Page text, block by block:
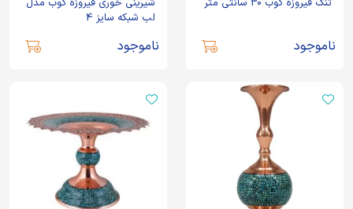
تنگ فیروزه کوب 30 سانتی متر
ناموجود
شیرینی خوری فیروزه کوب مدل
لب شبکه سایز 4
ناموجود